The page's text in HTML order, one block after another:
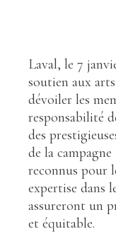
Laval, le 7
soutien aux
dévoiler les
responsabilité
des
de la
reconnus pour
expertise dans
assureront un
et équitable.